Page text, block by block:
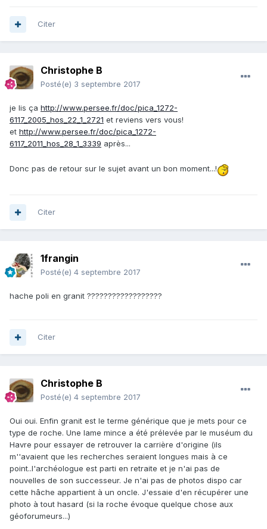
Citer
Christophe B
Posté(e) 3 septembre 2017
je lis ça http://www.persee.fr/doc/pica_1272-
6117_2005_hos_22_1_2721 et reviens vers vous!
et http://www.persee.fr/doc/pica_1272-
6117_2011_hos_28_1_3339 après...
Donc pas de retour sur le sujet avant un bon moment...!
Citer
1frangin
Posté(e) 4 septembre 2017
hache poli en granit ??????????????????
Citer
Christophe B
Posté(e) 4 septembre 2017
Oui oui. Enfin granit est le terme générique que je mets pour ce
type de roche. Une lame mince a été prélevée par le muséum du
Havre pour essayer de retrouver la carrière d'origine (ils
m''avaient que les recherches seraient longues mais à ce
point..l'archéologue est parti en retraite et je n'ai pas de
nouvelles de son successeur. Je n'ai pas de photos dispo car
cette hâche appartient à un oncle. J'essaie d'en récupérer une
photo à tout hasard (si la roche évoque quelque chose aux
géoforumeurs...)